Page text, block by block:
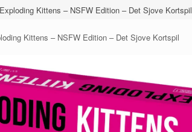
Exploding Kittens – NSFW Edition – Det Sjove Kortspil
Kittens – NSFW Edition – Det Sjove Kortspil